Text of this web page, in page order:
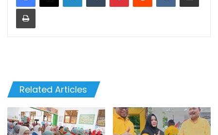
Print
Related Articles